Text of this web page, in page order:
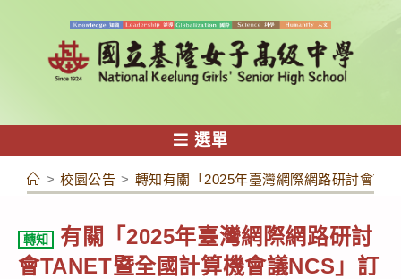
容
選單
> 校園公告 > 轉知有關「2025年臺灣網際網路研討會
轉知
有關「2025年臺灣網際網路研討
會TANET暨全國計算機會議NCS」訂